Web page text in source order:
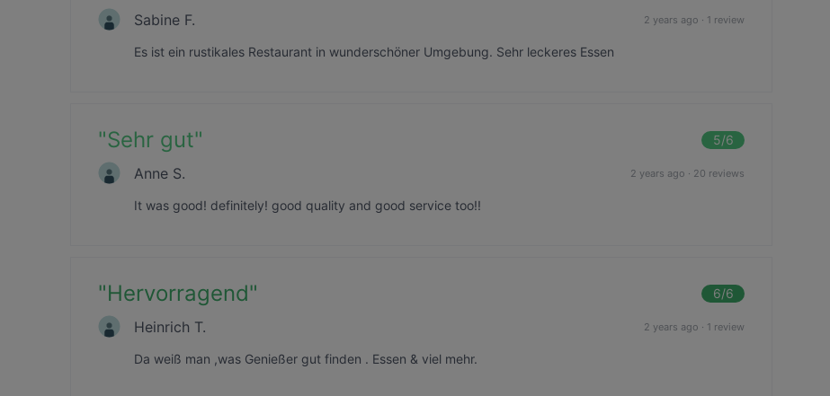
Sabine F. 2 years ago · 1 review
Es ist ein rustikales Restaurant in wunderschöner Umgebung. Sehr leckeres Essen
"Sehr gut" 5/6
Anne S. 2 years ago · 20 reviews
It was good! definitely! good quality and good service too!!
"Hervorragend" 6/6
Heinrich T. 2 years ago · 1 review
Da weiß man ,was Genießer gut finden . Essen & viel mehr.